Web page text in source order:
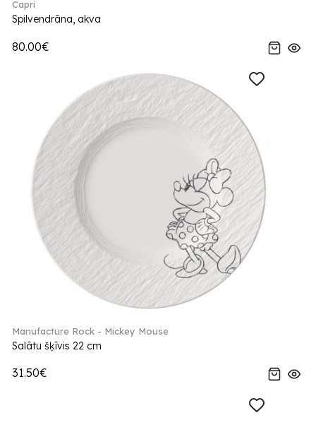
Capri
Spilvendrāna, akva
80.00€
Manufacture Rock - Mickey Mouse
Salātu šķīvis 22 cm
31.50€